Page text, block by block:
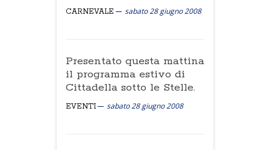
CARNEVALE sabato 28 giugno 2008
Presentato questa mattina
il programma estivo di
Cittadella sotto le Stelle.
EVENTI sabato 28 giugno 2008